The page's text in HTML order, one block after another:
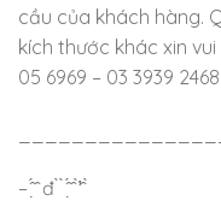
cầu của khách hàng.
kích thước khác xin
05 6969 – 03 3939
– ̂́ ̣̂ đ ̀ ̀ ̂́ ̣̂ ̛̛̀ ̂ ̀